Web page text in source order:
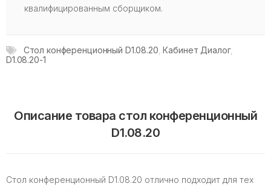
квалифицированным сборщиком.
Стол конференционный D1.08.20 ,Кабинет Диалог,
D1.08.20-1
Описание товара стол конференционный
D1.08.20
Стол конференционный D1.08.20 отлично подходит для тех